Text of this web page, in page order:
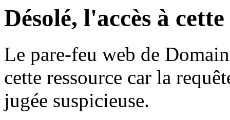
Désolé, l'accès à
Le pare-feu web de
cette ressource car la
jugée suspicieuse.